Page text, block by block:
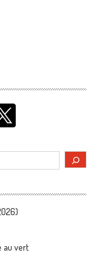
au vert